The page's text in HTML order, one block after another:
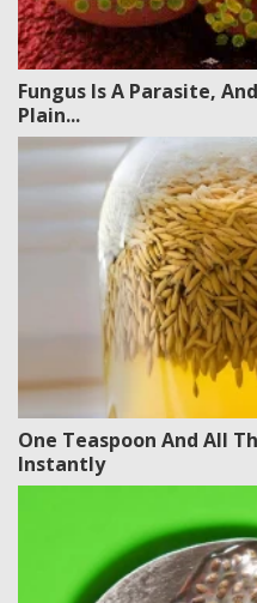
Fungus Is A Parasite,
Plain...
One Teaspoon And All
Instantly